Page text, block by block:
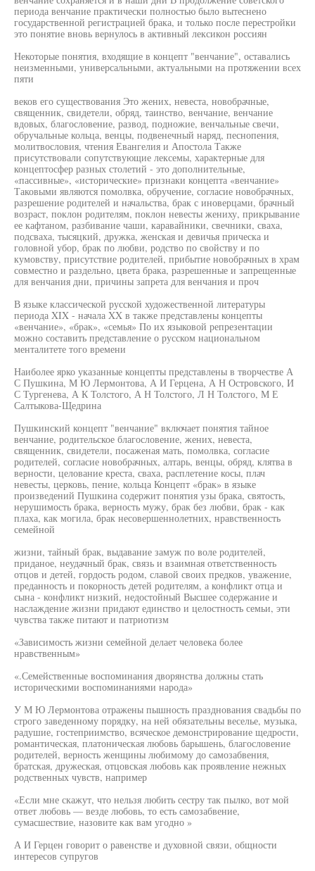
периода венчание практически полностью было вытеснено
государственной регистрацией брака, и только после перестройки
это понятие вновь вернулось в активный лексикон россиян
Некоторые понятия, входящие в концепт "венчание", оставались
неизменными, универсальными, актуальными на протяжении всех
пяти
веков его существования Это жених, невеста, новобрачные,
священник, свидетели, обряд, таинство, венчание, венчание
вдовых, благословение, развод, подножие, венчальные свечи,
обручальные кольца, венцы, подвенечный наряд, песнопения,
молитвословия, чтения Евангелия и Апостола Также
присутствовали сопутствующие лексемы, характерные для
концептосфер разных столетий - это дополнительные,
«пассивные», «исторические» признаки концепта «венчание»
Таковыми являются помолвка, обручение, согласие новобрачных,
разрешение родителей и начальства, брак с иноверцами, брачный
возраст, поклон родителям, поклон невесты жениху, прикрывание
ее кафтаном, разбивание чаши, каравайники, свечники, сваха,
подсваха, тысяцкий, дружка, женская и девичья прическа и
головной убор, брак по любви, родство по свойству и по
кумовству, присутствие родителей, прибытие новобрачных в храм
совместно и раздельно, цвета брака, разрешенные и запрещенные
для венчания дни, причины запрета для венчания и проч
В языке классической русской художественной литературы
периода XIX - начала XX в также представлены концепты
«венчание», «брак», «семья» По их языковой репрезентации
можно составить представление о русском национальном
менталитете того времени
Наиболее ярко указанные концепты представлены в творчестве А
С Пушкина, М Ю Лермонтова, А И Герцена, А Н Островского, И
С Тургенева, А К Толстого, А Н Толстого, Л Н Толстого, М Е
Салтыкова-Щедрина
Пушкинский концепт "венчание" включает понятия тайное
венчание, родительское благословение, жених, невеста,
священник, свидетели, посаженая мать, помолвка, согласие
родителей, согласие новобрачных, алтарь, венцы, обряд, клятва в
верности, целование креста, сваха, расплетение косы, плач
невесты, церковь, пение, кольца Концепт «брак» в языке
произведений Пушкина содержит понятия узы брака, святость,
нерушимость брака, верность мужу, брак без любви, брак - как
плаха, как могила, брак несовершеннолетних, нравственность
семейной
жизни, тайный брак, выдавание замуж по воле родителей,
приданое, неудачный брак, связь и взаимная ответственность
отцов и детей, гордость родом, славой своих предков, уважение,
преданность и покорность детей родителям, а конфликт отца и
сына - конфликт низкий, недостойный Высшее содержание и
наслаждение жизни придают единство и целостность семьи, эти
чувства также питают и патриотизм
«Зависимость жизни семейной делает человека более
нравственным»
«.Семейственные воспоминания дворянства должны стать
историческими воспоминаниями народа»
У М Ю Лермонтова отражены пышность празднования свадьбы по
строго заведенному порядку, на ней обязательны веселье, музыка,
радушие, гостеприимство, всяческое демонстрирование щедрости,
романтическая, платоническая любовь барышень, благословение
родителей, верность женщины любимому до самозабвения,
братская, дружеская, отцовская любовь как проявление нежных
родственных чувств, например
«Если мне скажут, что нельзя любить сестру так пылко, вот мой
ответ любовь — везде любовь, то есть самозабвение,
сумасшествие, назовите как вам угодно »
А И Герцен говорит о равенстве и духовной связи, общности
интересов супругов